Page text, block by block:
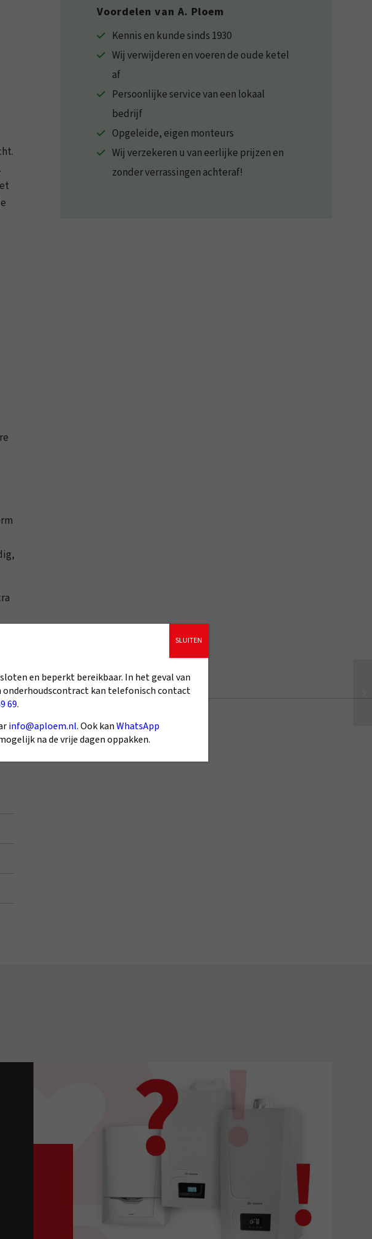
Voordelen van A. Ploem
Kennis en kunde sinds 1930
Wij verwijderen en voeren de oude ketel
af
Persoonlijke service van een lokaal
bedrijf
Opgeleide, eigen monteurs
Wij verzekeren u van eerlijke prijzen en
zonder verrassingen achteraf!
en beperkt bereikbaar. In het geval van
kan telefonisch contact
69.
info@aploem.nl. Ook kanWhatsApp
na de vrije dagen oppakken.
SLUITEN